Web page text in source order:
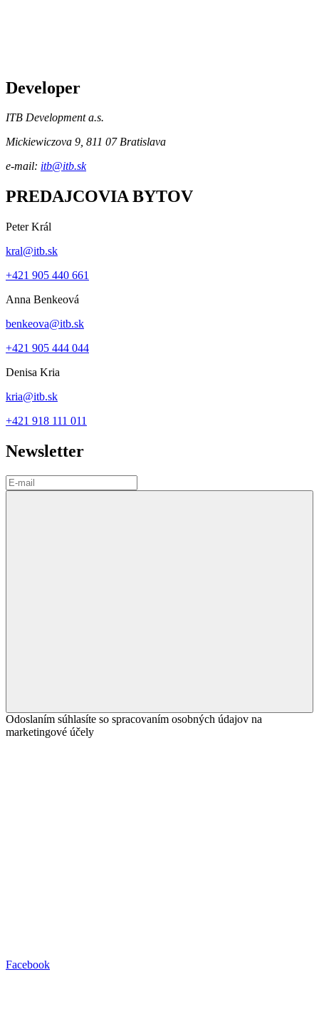
Developer
ITB Development a.s.
Mickiewiczova 9, 811 07 Bratislava
e-mail: itb@itb.sk
PREDAJCOVIA BYTOV
Peter Král
kral@itb.sk
+421 905 440 661
Anna Benkeová
benkeova@itb.sk
+421 905 444 044
Denisa Kria
kria@itb.sk
+421 918 111 011
Newsletter
Odoslaním súhlasíte so spracovaním osobných údajov na
marketingové účely
Facebook